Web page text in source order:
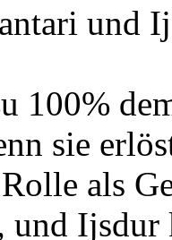
und
100%
sie
als
und Ijsdur